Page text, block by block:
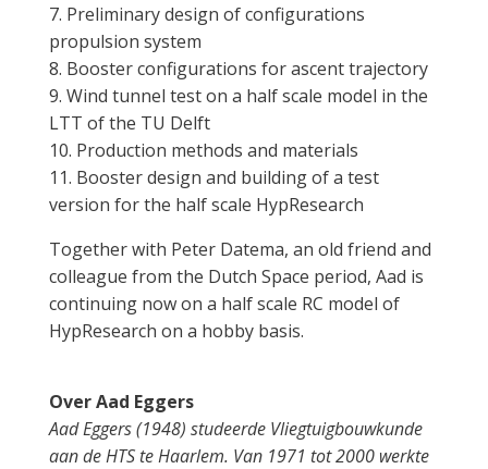
7. Preliminary design of configurations
propulsion system
8. Booster configurations for ascent trajectory
9. Wind tunnel test on a half scale model in the
LTT of the TU Delft
10. Production methods and materials
11. Booster design and building of a test
version for the half scale HypResearch
Together with Peter Datema, an old friend and
colleague from the Dutch Space period, Aad is
continuing now on a half scale RC model of
HypResearch on a hobby basis.
Over Aad Eggers
Aad Eggers (1948) studeerde Vliegtuigbouwkunde
aan de HTS te Haarlem. Van 1971 tot 2000 werkte